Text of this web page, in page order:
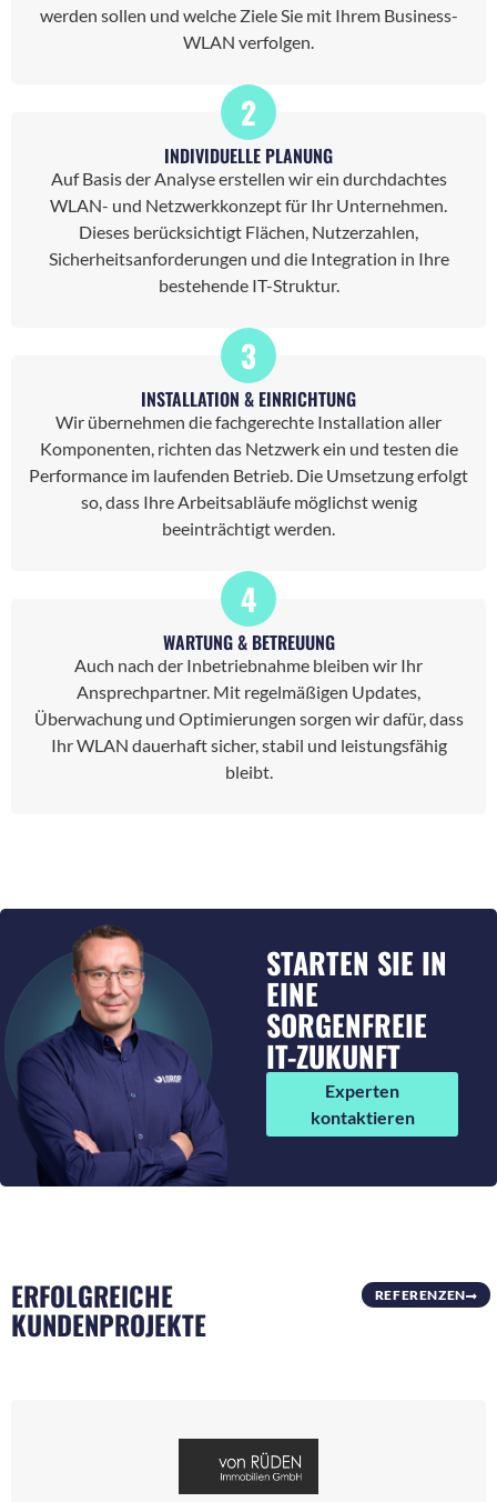
werden sollen und welche Ziele Sie mit Ihrem Business-
WLAN verfolgen.
2
INDIVIDUELLE PLANUNG
Auf Basis der Analyse erstellen wir ein durchdachtes
WLAN- und Netzwerkkonzept für Ihr Unternehmen.
Dieses berücksichtigt Flächen, Nutzerzahlen,
Sicherheitsanforderungen und die Integration in Ihre
bestehende IT-Struktur.
3
INSTALLATION & EINRICHTUNG
Wir übernehmen die fachgerechte Installation aller
Komponenten, richten das Netzwerk ein und testen die
Performance im laufenden Betrieb. Die Umsetzung erfolgt
so, dass Ihre Arbeitsabläufe möglichst wenig
beeinträchtigt werden.
4
WARTUNG & BETREUUNG
Auch nach der Inbetriebnahme bleiben wir Ihr
Ansprechpartner. Mit regelmäßigen Updates,
Überwachung und Optimierungen sorgen wir dafür, dass
Ihr WLAN dauerhaft sicher, stabil und leistungsfähig
bleibt.
STARTEN SIE IN
EINE
SORGENFREIE
IT-ZUKUNFT
Experten
kontaktieren
ERFOLGREICHE
KUNDENPROJEKTE
REFERENZEN